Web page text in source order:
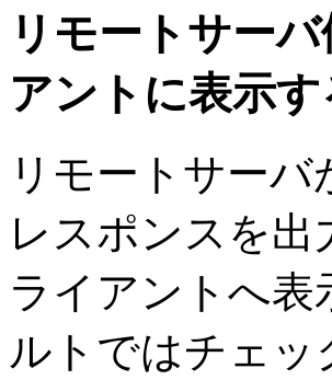
リモートサー
アントに表示す
リモートサーバ
レスポンスを
ライアントへ
ルトではチェ